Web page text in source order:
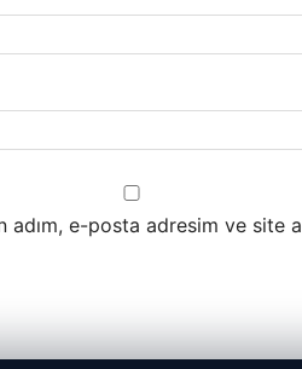
adım, e-posta adresim ve site